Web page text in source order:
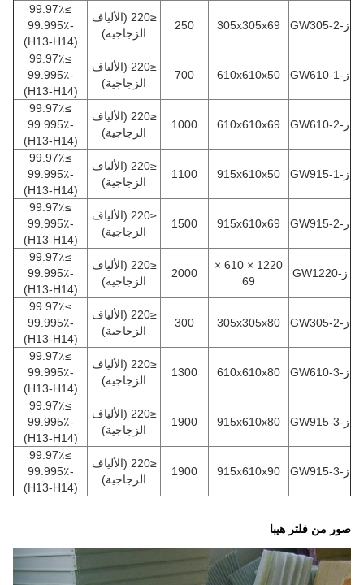
ز-GW305-2 305x305x69
250
≤220 (الألياف
الزجاجية)
≥99.97٪
-99.995٪
(H13-H14)
ز-GW610-1 610x610x50
700
≤220 (الألياف
الزجاجية)
≥99.97٪
-99.995٪
(H13-H14)
ز-GW610-2 610x610x69
1000
≤220 (الألياف
الزجاجية)
≥99.97٪
-99.995٪
(H13-H14)
ز-GW915-1 915x610x50
1100
≤220 (الألياف
الزجاجية)
≥99.97٪
-99.995٪
(H13-H14)
ز-GW915-2 915x610x69
1500
≤220 (الألياف
الزجاجية)
≥99.97٪
-99.995٪
(H13-H14)
ز-GW1220
1220 × 610 ×
69
2000
≤220 (الألياف
الزجاجية)
≥99.97٪
-99.995٪
(H13-H14)
ز-GW305-2 305x305x80
300
≤220 (الألياف
الزجاجية)
≥99.97٪
-99.995٪
(H13-H14)
ز-GW610-3 610x610x80
1300
≤220 (الألياف
الزجاجية)
≥99.97٪
-99.995٪
(H13-H14)
ز-GW915-3 915x610x80
1900
≤220 (الألياف
الزجاجية)
≥99.97٪
-99.995٪
(H13-H14)
ز-GW915-3 915x610x90
1900
≤220 (الألياف
الزجاجية)
≥99.97٪
-99.995٪
(H13-H14)
صور من فلتر هيبا